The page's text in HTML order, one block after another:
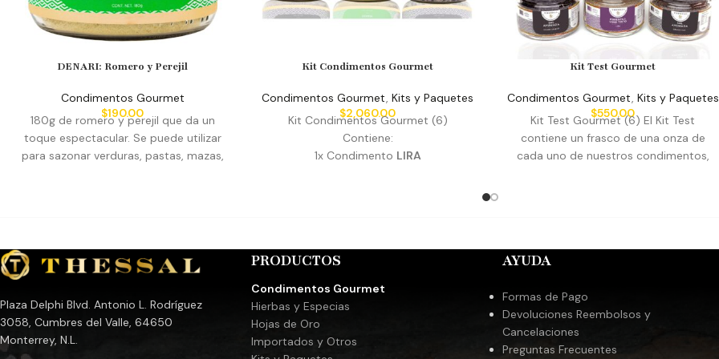
DENARI: Romero y Perejil
Condimentos Gourmet
$190.00
180g de romero y perejil que da un
toque espectacular. Se puede utilizar
para sazonar verduras, pastas, mazas,
Kit Condimentos Gourmet
Condimentos Gourmet ,Kits y Paquetes
$2,060.00
Kit Condimentos Gourmet (6)
Contiene:
1x Condimento LIRA
Lira: Pimienta y Vino Tinto
corte de carne preferido. Lira está
hecho a base de vino tinto y pimienta,
su sabor balanceado dan un sabor
único y especial a cualquier corte de
Kit Test Gourmet
Condimentos Gourmet Kits y Paquetes
$550.00
Kit Test Gourmet (6) El Kit Test
contiene un frasco de una onza de
cada uno de nuestros condimentos,
1x Condimento
1x Sal AhumadaGRANO GRUESO
1x Sal Ahumada
Lira: Pimienta y Vino Tinto
Plaza Delphi Blvd. Antonio L. Rodríguez
3058, Cumbres del Valle, 64650
Monterrey, N.L.
PRODUCTOS
Condimentos Gourmet
Hierbas y Especias
Hojas de Oro
Importados y Otros
AYUDA
Formas de Pago
Devoluciones Reembolsos y
Cancelaciones
Preguntas Frecuentes